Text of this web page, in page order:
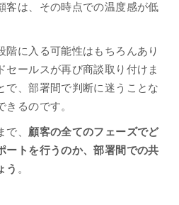
客は、その時点での温度感が低
階に入る可能性はもちろんあり
セールスが再び商談取り付けま
で、部署間で判断に迷うことな
きるのです。
で、 顧客の全てのフェーズでど
ートを行うのか、部署間での共
う 。